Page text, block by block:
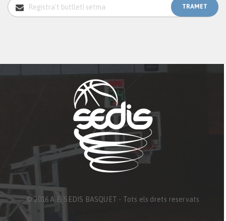
© 2016 A.E. SEDIS BASQUET - Tots els drets reservats